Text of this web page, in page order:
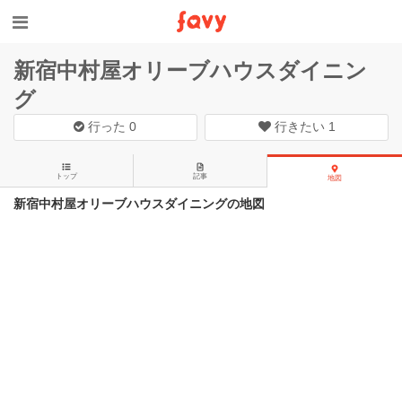
新宿中村屋オリーブハウスダイニン
グ
行った0 行きたい 1
トップ 記事 地図
新宿中村屋オリーブハウスダイニングの地図